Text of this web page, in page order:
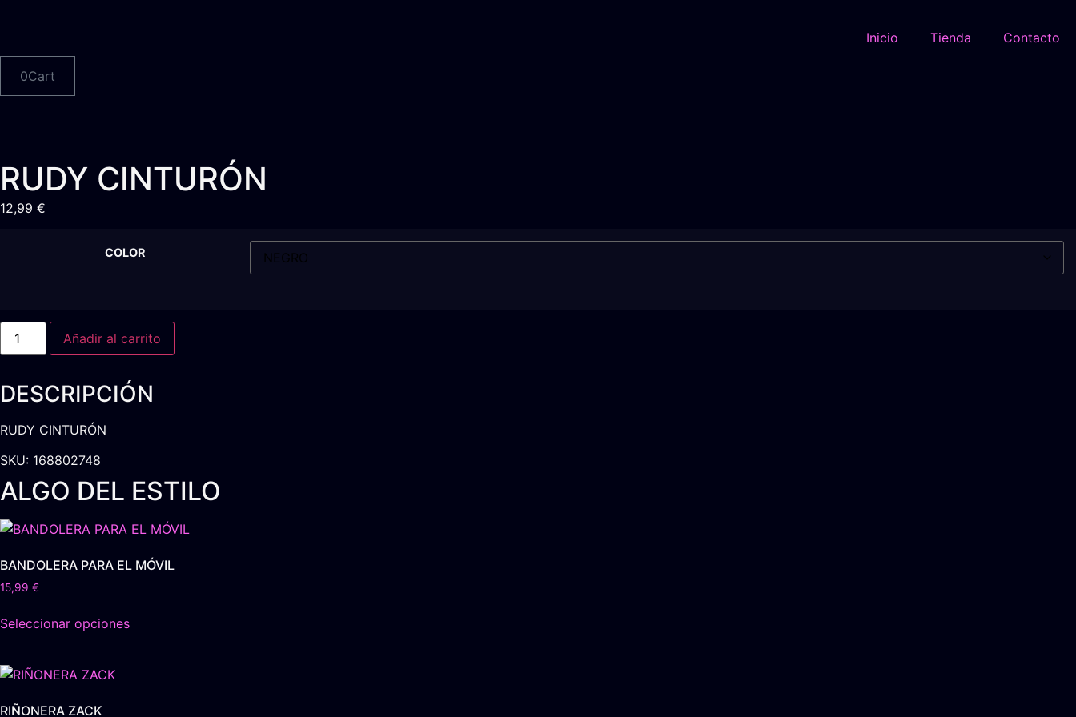
Inicio Tienda Contacto
0Cart
RUDY CINTURÓN
12,99 €
COLOR
RUDY
CINTURÓN
cantidad
Añadir al carrito
DESCRIPCIÓN
RUDY CINTURÓN
SKU: 168802748
ALGO DEL ESTILO
BANDOLERA PARA EL MÓVIL
15,99 €
Seleccionar opcionesproducto
RIÑONERA ZACK